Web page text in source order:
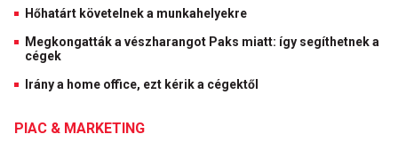
Hőhatárt követelnek a munkahelyekre
Megkongatták a vészharangot Paks miatt: így segíthetnek a
cégek
Irány a home office, ezt kérik a cégektől
PIAC & MARKETING